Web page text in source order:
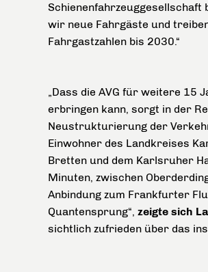
Schienenfahrzeuggesellschaft
wir neue Fahrgäste und
Fahrgastzahlen bis 2030.“
„Dass die AVG für weitere 15
erbringen kann, sorgt in der
Neustrukturierung der
Einwohner des Landkreises
Bretten und dem Karlsruher
Minuten, zwischen
Anbindung zum Frankfurter
Quantensprung“, zeigte sich
sichtlich zufrieden über das